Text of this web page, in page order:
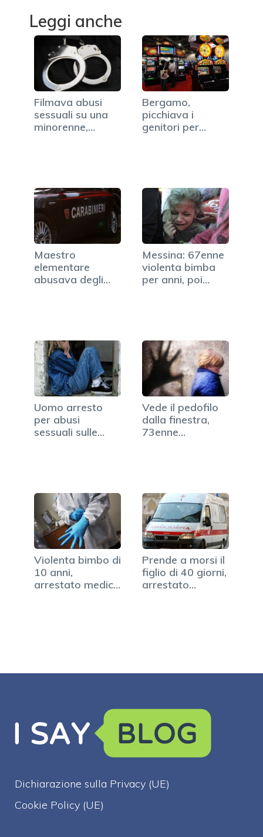
Leggi anche
Filmava abusi
sessuali su una
minorenne,
Bergamo,
picchiava i
genitori per
Maestro
elementare
abusava degli
Messina: 67enne
violenta bimba
per anni, poi
Uomo arresto
per abusi
sessuali sulle
Vede il pedofilo
dalla finestra,
73enne
Violenta bimbo di
10 anni,
arrestato medico
Prende a morsi il
figlio di 40 giorni,
arrestato…
Dichiarazione sulla Privacy (UE)
Cookie Policy (UE)